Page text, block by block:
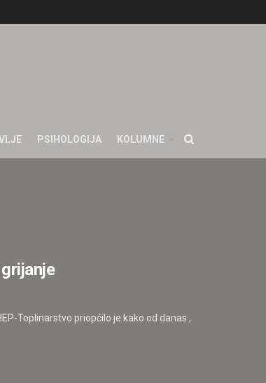
PSIHOLOGIJA KOLUMNE
Toplinarstvo priopćilo je kako od danas ,